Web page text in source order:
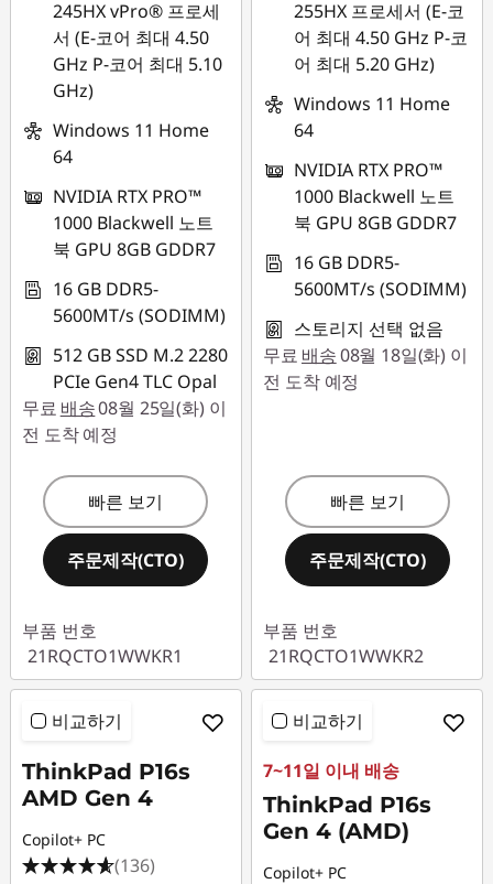
245HX vPro® 프로세
서 (E-코어 최대 4.50
GHz P-코어 최대 5.10
GHz)
Windows 11 Home
64
NVIDIA RTX PRO™
1000 Blackwell 노트
북 GPU 8GB GDDR7
16 GB DDR5-
5600MT/s (SODIMM)
512 GB SSD M.2 2280
PCIe Gen4 TLC Opal
무료 배송08월 25일(화) 이
전 도착 예정
빠른 보기
주문제작(CTO)
부품 번호
21RQCTO1WWKR1
255HX 프로세서 (E-코
어 최대 4.50 GHz P-코
어 최대 5.20 GHz)
Windows 11 Home
64
NVIDIA RTX PRO™
1000 Blackwell 노트
북 GPU 8GB GDDR7
16 GB DDR5-
5600MT/s (SODIMM)
스토리지 선택 없음
무료 배송08월 18일(화) 이
전 도착 예정
빠른 보기
주문제작(CTO)
부품 번호
21RQCTO1WWKR2
비교하기
ThinkPad P16s
AMD Gen 4
Copilot+ PC
(136)
비교하기
7~11일 이내 배송
ThinkPad P16s
Gen 4 (AMD)
Copilot+ PC